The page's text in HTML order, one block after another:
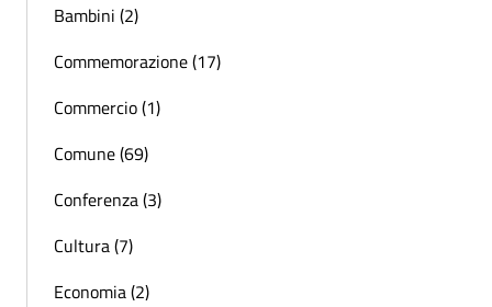
Bambini (2)
Commemorazione (17)
Commercio (1)
Comune (69)
Conferenza (3)
Cultura (7)
Economia (2)